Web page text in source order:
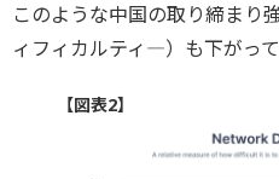
このような中国の取り締まり
ィフィカルティ―）も下がって
【図表2】